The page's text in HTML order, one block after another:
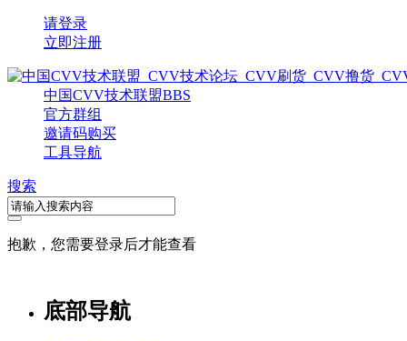
请登录
立即注册
中国CVV技术联盟BBS
官方群组
邀请码购买
工具导航
搜索
抱歉，您需要登录后才能查看
底部导航